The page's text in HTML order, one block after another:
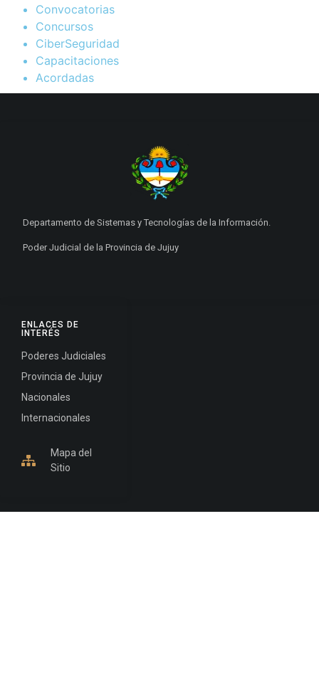
Convocatorias
Concursos
CiberSeguridad
Capacitaciones
Acordadas
ENLACES DE
INTERÉS
Poderes Judiciales
Provincia de Jujuy
Nacionales
Internacionales
Mapa del
Sitio
Departamento de Sistemas y Tecnologías de la Información.
Poder Judicial de la Provincia de Jujuy